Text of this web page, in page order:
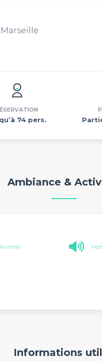
Marseille
74 pers.
Ambiance &
Informations